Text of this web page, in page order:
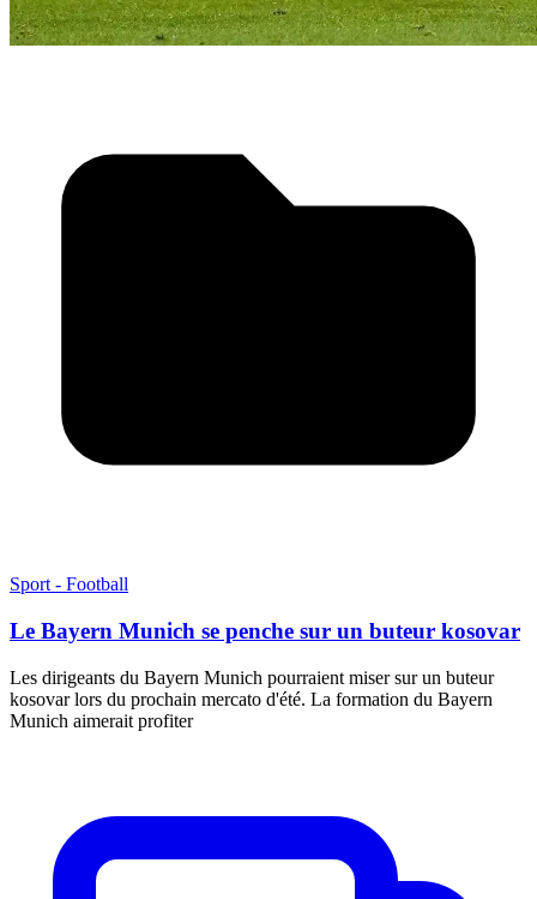
Sport - Football
Le Bayern Munich se penche sur un buteur kosovar
Les dirigeants du Bayern Munich pourraient miser sur un buteur
kosovar lors du prochain mercato d'été. La formation du Bayern
Munich aimerait profiter